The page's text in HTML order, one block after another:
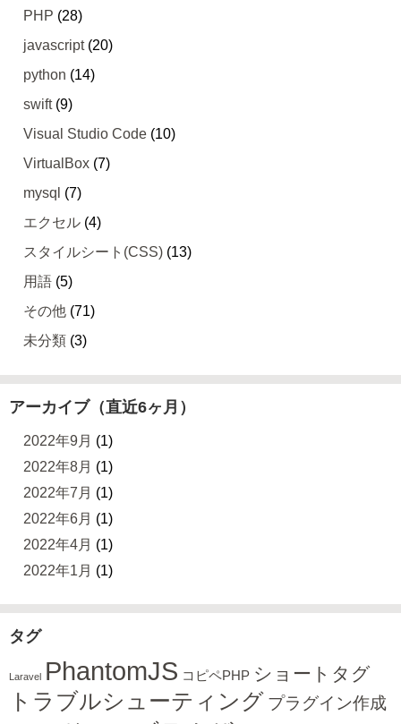
PHP (28)
javascript(20)
python (14)
swift(9)
Visual Studio Code (10)
VirtualBox (7)
mysql (7)
エクセル (4)
スタイルシート(CSS) (13)
用語 (5)
その他 (71)
未分類 (3)
アーカイブ（直近6ヶ月）
2022年9月 (1)
2022年8月 (1)
2022年7月 (1)
2022年6月 (1)
2022年4月 (1)
2022年1月 (1)
タグ
Laravel PhantomJS コピペPHP ショートタグ
トラブルシューティング プラグイン作成